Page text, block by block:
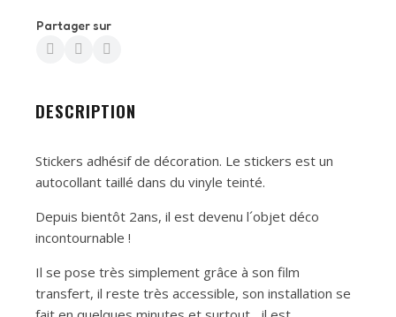
Partager sur
DESCRIPTION
Stickers adhésif de décoration. Le stickers est un
autocollant taillé dans du vinyle teinté.
Depuis bientôt 2ans, il est devenu l´objet déco
incontournable !
Il se pose très simplement grâce à son film
transfert, il reste très accessible, son installation se